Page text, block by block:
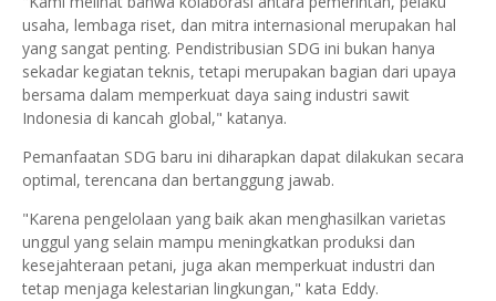
usaha, lembaga riset, dan mitra internasional merupakan hal
yang sangat penting. Pendistribusian SDG ini bukan hanya
sekadar kegiatan teknis, tetapi merupakan bagian dari upaya
bersama dalam memperkuat daya saing industri sawit
Indonesia di kancah global," katanya.
Pemanfaatan SDG baru ini diharapkan dapat dilakukan secara
optimal, terencana dan bertanggung jawab.
"Karena pengelolaan yang baik akan menghasilkan varietas
unggul yang selain mampu meningkatkan produksi dan
kesejahteraan petani, juga akan memperkuat industri dan
tetap menjaga kelestarian lingkungan," kata Eddy.